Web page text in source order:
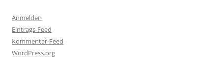
Anmelden
Eintrags-Feed
Kommentar-Feed
WordPress.org